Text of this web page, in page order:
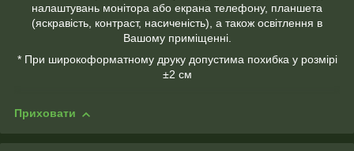
налаштувань монітора або екрана телефону, планшета
(яскравість, контраст, насиченість), а також освітлення в
Вашому приміщенні.
* При широкоформатному друку допустима похибка у розмірі
±2 см
Приховати